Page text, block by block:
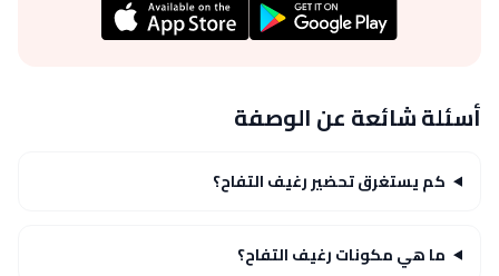
أسئلة شائعة عن الوصفة
كم يستغرق تحضير رغيف التفاح؟
ما هي مكونات رغيف التفاح؟